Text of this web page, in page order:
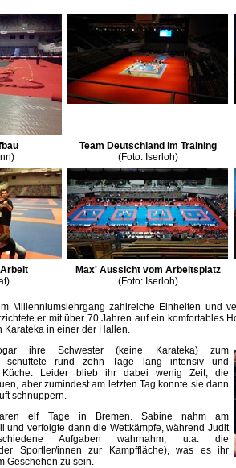
Team Deutschland im Training
(Foto: Iserloh)
Max' Aussicht vom Arbeitsplatz
(Foto: Iserloh)
Millenniumslehrgang zahlreiche Einheiten und
er mit über 70 Jahren auf ein komfortables
Karateka in einer der Hallen.
ihre Schwester (keine Karateka) zum
schuftete rund zehn Tage lang intensiv und
Küche. Leider blieb ihr dabei wenig Zeit, die
aber zumindest am letzten Tag konnte sie dann
schnuppern.
elf Tage in Bremen. Sabine nahm am
und verfolgte dann die Wettkämpfe, während Judit
Aufgaben wahrnahm, u.a. die
Sportler/innen zur Kampffläche), was es ihr
Geschehen zu sein.